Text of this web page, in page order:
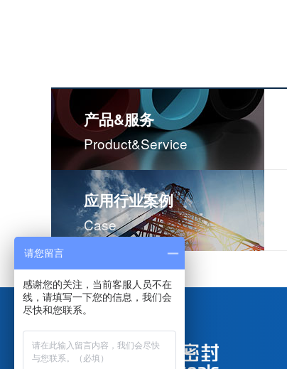
米顿罗计量泵配件膜片
产品&服务
Product&service
应用行业案例
Case
请您留言
感谢您的关注，当前客服人员不在
线，请填写一下您的信息，我们会
尽快和您联系。